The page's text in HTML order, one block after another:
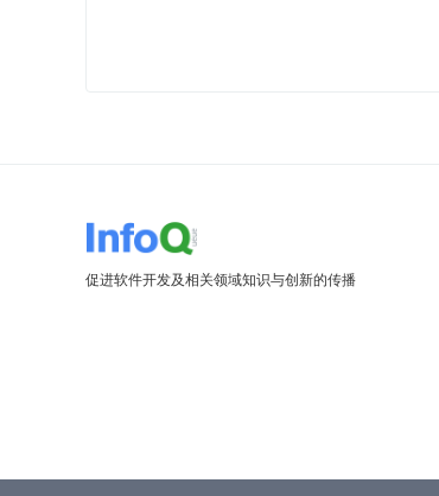
促进软件开发及相关领域知识与创新的传播